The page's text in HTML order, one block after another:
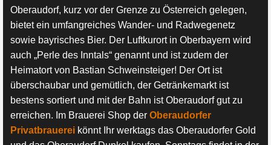
Oberaudorf, kurz vor der Grenze zu Österreich gelegen,
bietet ein umfangreiches Wander- und Radwegenetz
sowie bayrisches Bier. Der Luftkurort in Oberbayern wird
auch „Perle des Inntals“ genannt und ist zudem der
Heimatort von Bastian Schweinsteiger! Der Ort ist
überschaubar und gemütlich, der Getränkemarkt ist
bestens sortiert und mit der Bahn ist Oberaudorf gut zu
erreichen. Im Brauerei Shop der Oberaudorfer
Privatbrauerei könnt Ihr werktags das Oberaudorfer Gold